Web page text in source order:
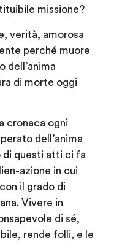
missione?
verità, amorosa
perché muore
dell’anima
di morte oggi
cronaca ogni
dell’anima
di questi atti ci fa
azione in cui
il grado di
Vivere in
di sé,
rende folli, e le